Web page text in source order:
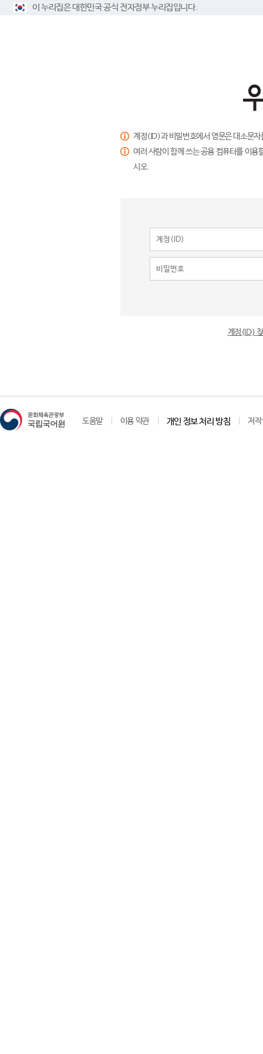
이 누리집은 대한민국 공식 전자정부 누리집입니다.
계정(ID)과 비밀번호에서 영문은 대소문
여러 사람이 함께 쓰는 공용 컴퓨터를 이
시오.
계정(ID)
도움말 이용 약관 개인 정보 처리 방침 저